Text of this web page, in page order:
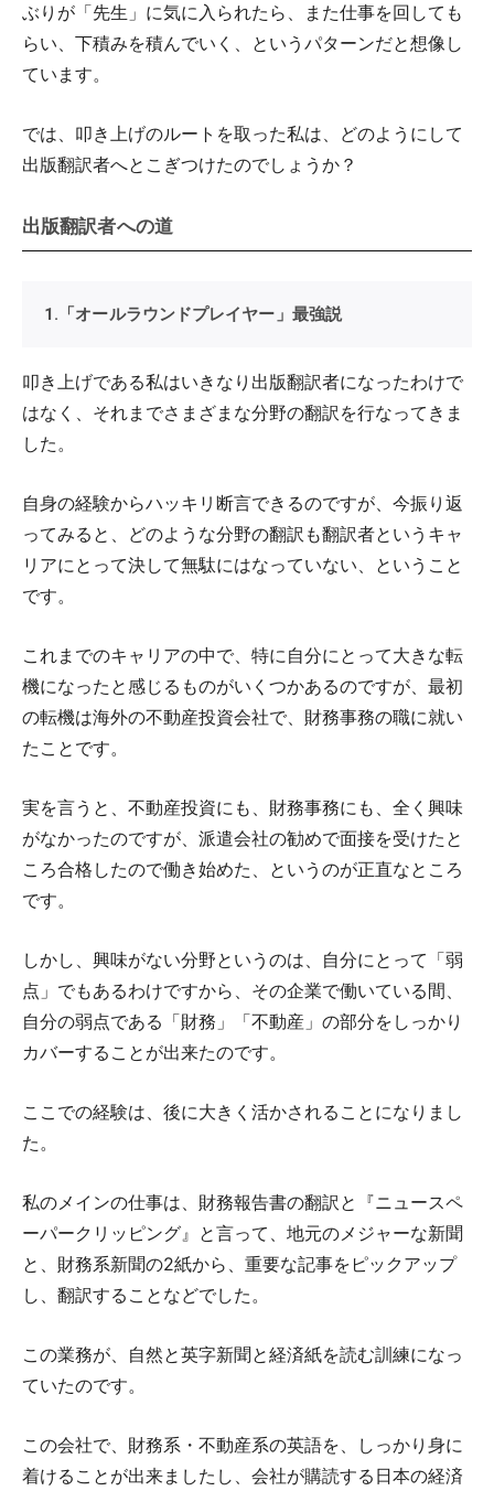
ぶりが「先生」に気に入られたら、また仕事を回しても
らい、下積みを積んでいく、というパターンだと想像し
ています。
では、叩き上げのルートを取った私は、どのようにして
出版翻訳者へとこぎつけたのでしょうか？
出版翻訳者への道
1.「オールラウンドプレイヤー」最強説
叩き上げである私はいきなり出版翻訳者になったわけで
はなく、それまでさまざまな分野の翻訳を行なってきま
した。
自身の経験からハッキリ断言できるのですが、今振り返
ってみると、どのような分野の翻訳も翻訳者というキャ
リアにとって決して無駄にはなっていない、ということ
です。
これまでのキャリアの中で、特に自分にとって大きな転
機になったと感じるものがいくつかあるのですが、最初
の転機は海外の不動産投資会社で、財務事務の職に就い
たことです。
実を言うと、不動産投資にも、財務事務にも、全く興味
がなかったのですが、派遣会社の勧めで面接を受けたと
ころ合格したので働き始めた、というのが正直なところ
です。
しかし、興味がない分野というのは、自分にとって「弱
点」でもあるわけですから、その企業で働いている間、
自分の弱点である「財務」「不動産」の部分をしっかり
カバーすることが出来たのです。
ここでの経験は、後に大きく活かされることになりまし
た。
私のメインの仕事は、財務報告書の翻訳と『ニュースペ
ーパークリッピング』と言って、地元のメジャーな新聞
と、財務系新聞の2紙から、重要な記事をピックアップ
し、翻訳することなどでした。
この業務が、自然と英字新聞と経済紙を読む訓練になっ
ていたのです。
この会社で、財務系・不動産系の英語を、しっかり身に
着けることが出来ましたし、会社が購読する日本の経済